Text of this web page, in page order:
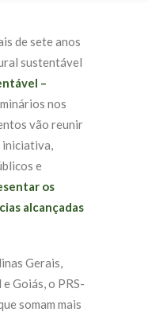
de sete anos
sustentável
–
nos
vão reunir
iniciativa,
e
os
alcançadas
Gerais,
Goiás, o PRS-
somam mais